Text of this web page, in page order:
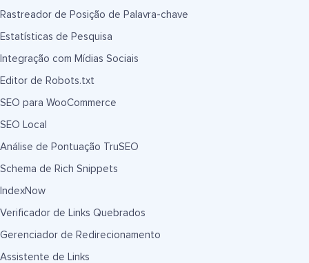
Rastreador de Posição de Palavra-chave
Estatísticas de Pesquisa
Integração com Mídias Sociais
Editor de Robots.txt
SEO para WooCommerce
SEO Local
Análise de Pontuação TruSEO
Schema de Rich Snippets
IndexNow
Verificador de Links Quebrados
Gerenciador de Redirecionamento
Assistente de Links